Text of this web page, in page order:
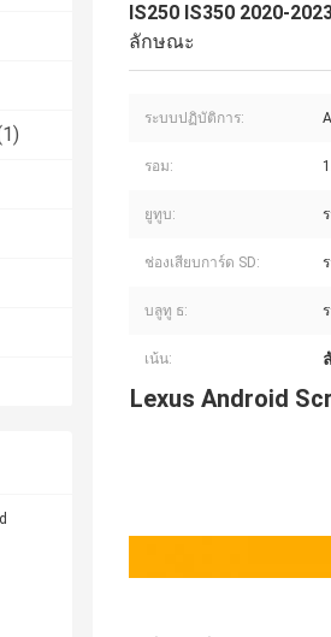
IS250 IS350 2020-
ลักษณะ
ระบบปฏิบัติการ:
รอม:
ยูทูบ:
ช่องเสียบการ์ด SD:
บลูทู ธ:
เน้น:
Lexus Android